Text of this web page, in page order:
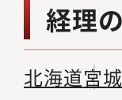
経理
北海道宮